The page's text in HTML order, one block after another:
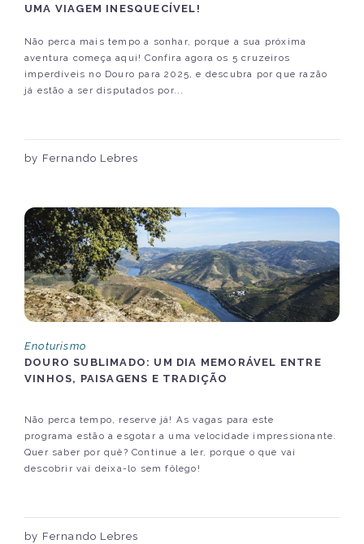
UMA VIAGEM INESQUECÍVEL!
Não perca mais tempo a sonhar, porque a sua próxima
aventura começa aqui! Confira agora os 5 cruzeiros
imperdíveis no Douro para 2025, e descubra por que razão
já estão a ser disputados por...
by Fernando Lebres
Enoturismo
DOURO SUBLIMADO: UM DIA MEMORÁVEL ENTRE
VINHOS, PAISAGENS E TRADIÇÃO
Não perca tempo, reserve já! As vagas para este
programa estão a esgotar a uma velocidade impressionante.
Quer saber por quê? Continue a ler, porque o que vai
descobrir vai deixa-lo sem fôlego!
by Fernando Lebres